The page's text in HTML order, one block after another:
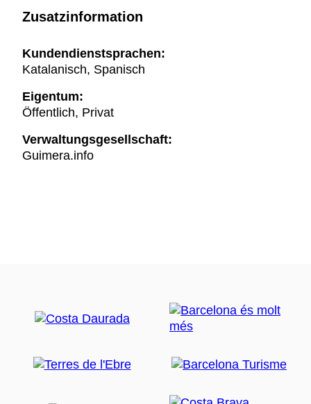
Zusatzinformation
Kundendienstsprachen:
Katalanisch, Spanisch
Eigentum:
Öffentlich, Privat
Verwaltungsgesellschaft:
Guimera.info